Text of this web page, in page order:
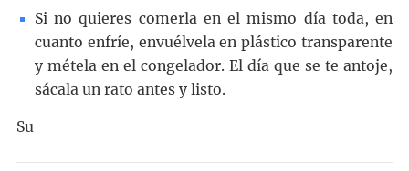
Si no quieres comerla en el mismo día toda, en
cuanto enfríe, envuélvela en plástico transparente
y métela en el congelador. El día que se te antoje,
sácala un rato antes y listo.
Su